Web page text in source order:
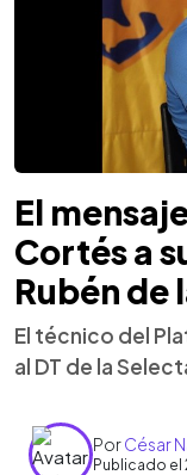
El
Cortés a
Rubén de
El técnico del
al DT de la
PorCésar
Publicado el